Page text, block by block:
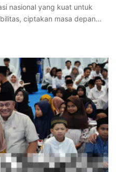
nasional yang kuat untuk
ciptakan masa depan…